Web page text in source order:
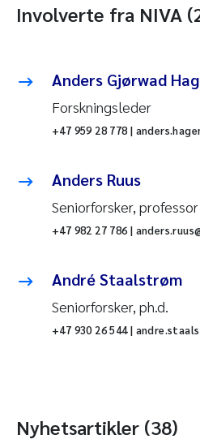
Involverte fra NIVA
Anders Gjørwad
Forskningsleder
+47 959 28 778 |
Anders Ruus
Seniorforsker, professor
+47 982 27 786 |
André Staalstrøm
Seniorforsker, ph.d.
+47 930 26 544 |
Nyhetsartikler (38)